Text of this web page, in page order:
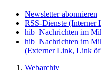
Newsletter abonnieren
RSS-Dienste (Interner
hib_Nachrichten im
hib_Nachrichten im
(Externer Link, Link
Webarchiv